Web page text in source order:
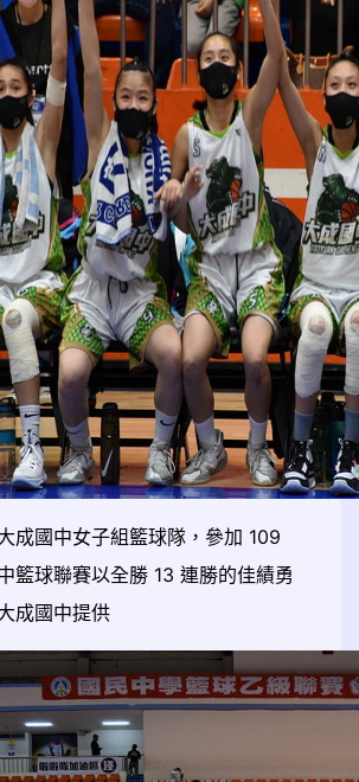
成國中女子組籃球隊，參加 109
籃球聯賽以全勝 13 連勝的佳績勇
成國中提供